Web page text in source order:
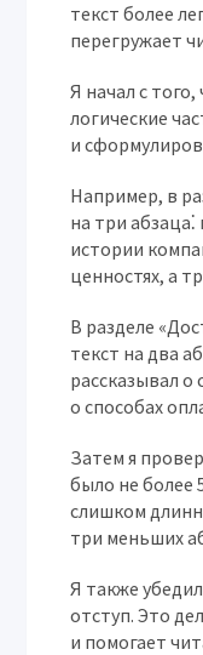
текст более
перегружает
Я начал с
логические
и
Например, в
на три
истории
ценностях, а
В разделе
текст на два
рассказывал о
о способах
Затем я
было не более
слишком
три меньших
Я также
отступ. Это
и помогает